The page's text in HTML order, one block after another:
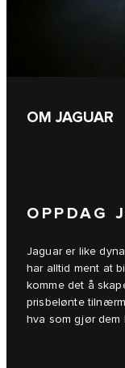
OM JAGUAR
OPPDAG
Jaguar er like
har alltid ment at
komme det å
prisbelønte
hva som gjør dem